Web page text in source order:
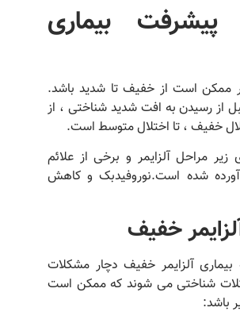
پیشرفت بیماری
ممکن است از خفیف تا شدید باشد.
از رسیدن به افت شدید شناختی ، از
خفیف ، تا اختلال متوسط است.
مراحل آلزایمر و برخی از علائم
شده است.نوروفیدبک و کاهش
خفیف
بیماری آلزایمر خفیف دچار مشکلات
شناختی می شوند که ممکن است
باشد: